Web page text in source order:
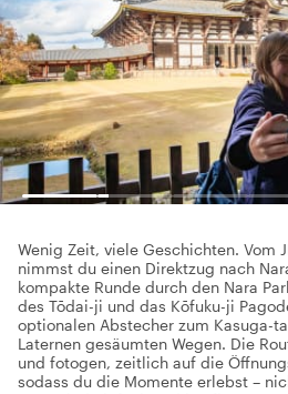
Wenig Zeit, viele Geschichten. Vom
nimmst du einen Direktzug nach
kompakte Runde durch den Nara
des Tōdai-ji und das Kōfuku-ji
optionalen Abstecher zum Kasuga-
Laternen gesäumten Wegen. Die
und fotogen, zeitlich auf die
sodass du die Momente erlebst –